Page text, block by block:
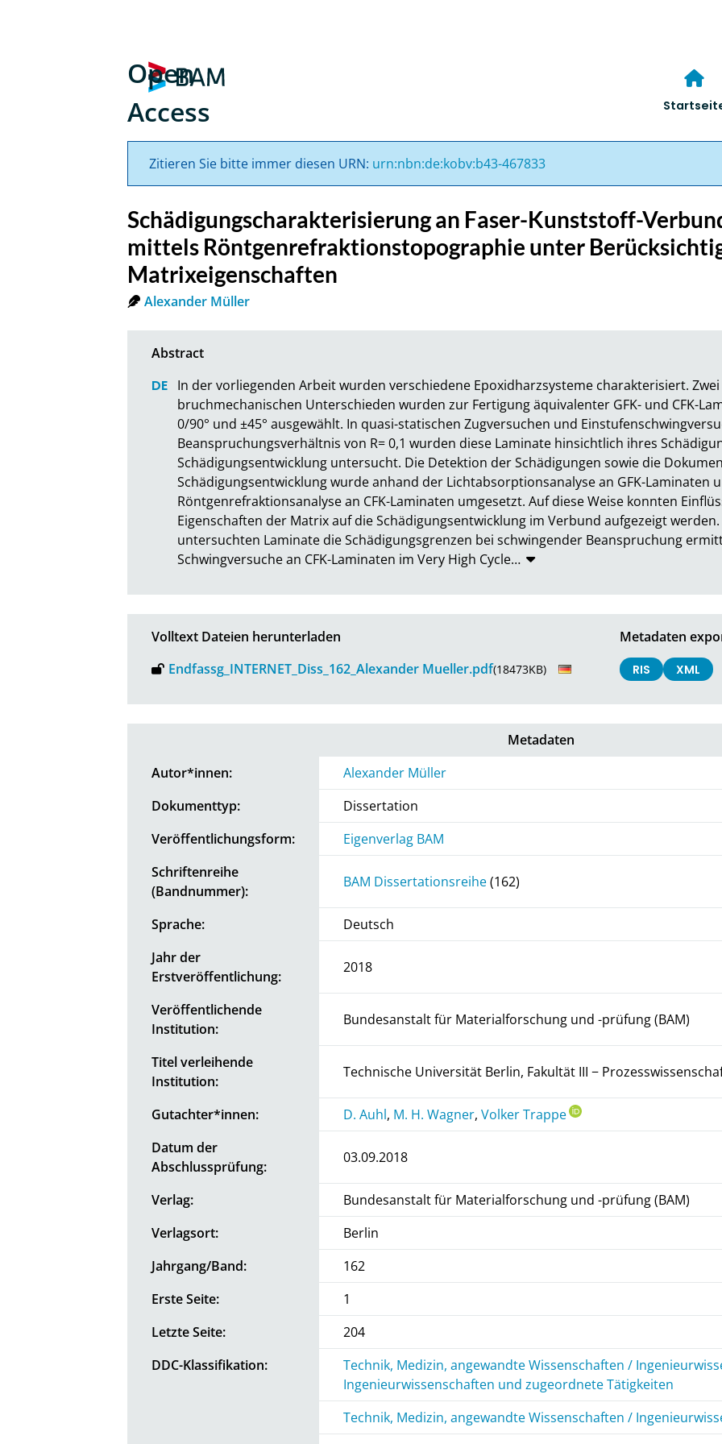
Open
Access
Zitieren Sie bitte immer diesen URN: urn:nbn:de:kobv:b43-467833
Schädigungscharakterisierung an Faser-Kunststoff-
mittels Röntgenrefraktionstopographie unter
Matrixeigenschaften
Alexander Müller
In der vorliegenden Arbeit wurden verschiedene Epoxidharzsysteme charakterisiert.
bruchmechanischen Unterschieden wurden zur Fertigung äquivalenter GFK- und CFK-
0/90° und ±45° ausgewählt. In quasi-statischen Zugversuchen und
Beanspruchungsverhältnis von R= 0,1 wurden diese Laminate hinsichtlich ihres
Schädigungsentwicklung untersucht. Die Detektion der Schädigungen sowie die
Schädigungsentwicklung wurde anhand der Lichtabsorptionsanalyse an GFK-Laminaten
Röntgenrefraktionsanalyse an CFK-Laminaten umgesetzt. Auf diese Weise konnten
Eigenschaften der Matrix auf die Schädigungsentwicklung im Verbund aufgezeigt
untersuchten Laminate die Schädigungsgrenzen bei schwingender Beanspruchung
Schwingversuche an CFK-Laminaten im Very High Cycle…
Volltext Dateien herunterladen
Endfassg_INTERNET_Diss_162_Alexander Mueller.pdf(18473KB)
Metadaten
RIS XML
Metadaten
Autor*innen:
Alexander Müller
Dokumenttyp:
Dissertation
Veröffentlichungsform:
Eigenverlag BAM
Schriftenreihe
(Bandnummer):
BAM Dissertationsreihe(162)
Sprache:
Deutsch
Jahr der
Erstveröffentlichung:
2018
Veröffentlichende
Institution:
Bundesanstalt für Materialforschung und -prüfung (BAM)
Titel verleihende
Institution:
Technische Universität Berlin, Fakultät III −
Gutachter*innen: D. Auhl, M. H. Wagner,Volker Trappe
Datum der
Abschlussprüfung:
03.09.2018
Verlag:
Bundesanstalt für Materialforschung und -prüfung (BAM)
Verlagsort:
Berlin
Jahrgang/Band:
162
Erste Seite:
1
Letzte Seite:
204
DDC-Klassifikation:
Technik, Medizin, angewandte Wissenschaften /
Ingenieurwissenschaften und zugeordnete Tätigkeiten
Technik, Medizin, angewandte Wissenschaften /